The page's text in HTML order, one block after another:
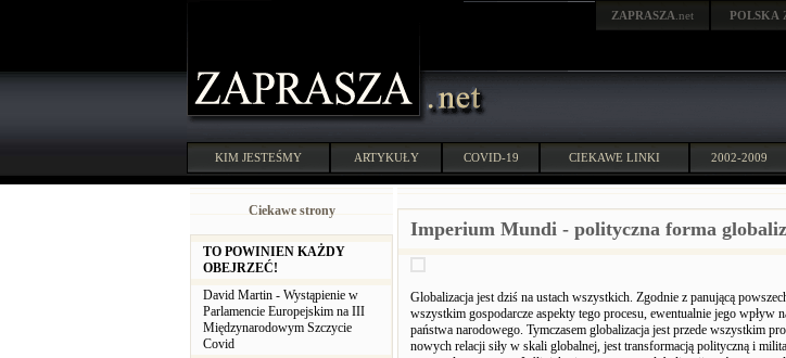
ZAPRASZA .net POLSKA
KIM JESTEŚMY ARTYKUŁY COVID-19 CIEKAWE LINKI 2002-2009
Ciekawe strony
TO POWINIEN KAŻDY
OBEJRZEĆ!
David Martin - Wystąpienie w
Parlamencie Europejskim na III
Międzynarodowym Szczycie
Covid
Imperium Mundi - polityczna forma
Globalizacja jest dziś na ustach wszystkich. Zgodnie z panującą
wszystkim gospodarcze aspekty tego procesu, ewentualnie jego wpływ
państwa narodowego. Tymczasem globalizacja jest przede wszystkim
nowych relacji siły w skali globalnej, jest transformacją polityczną i